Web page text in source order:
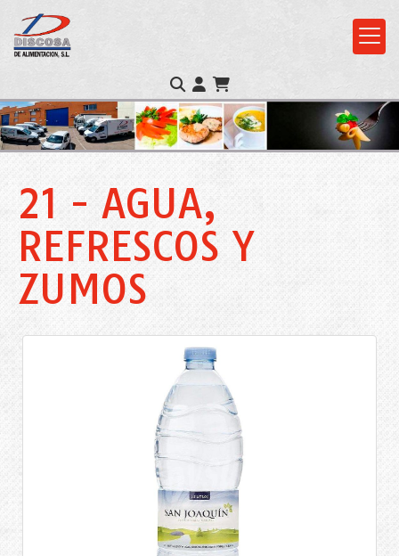
21 - AGUA,
REFRESCOS Y
ZUMOS